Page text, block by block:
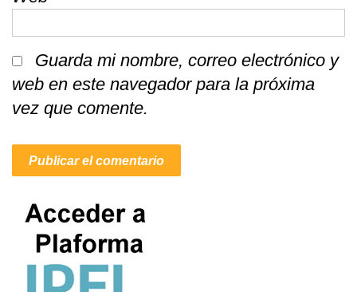
Guarda mi nombre, correo electrónico y
web en este navegador para la próxima
vez que comente.